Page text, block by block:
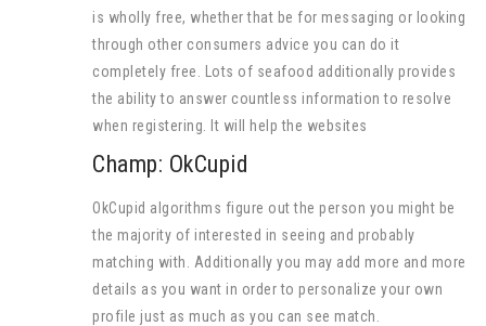
is wholly free, whether that be for messaging or looking
through other consumers advice you can do it
completely free. Lots of seafood additionally provides
the ability to answer countless information to resolve
when registering. It will help the websites
Champ: OkCupid
OkCupid algorithms figure out the person you might be
the majority of interested in seeing and probably
matching with. Additionally you may add more and more
details as you want in order to personalize your own
profile just as much as you can see match.